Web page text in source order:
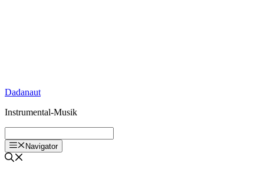
Dadanaut
Instrumental-Musik
Navigator